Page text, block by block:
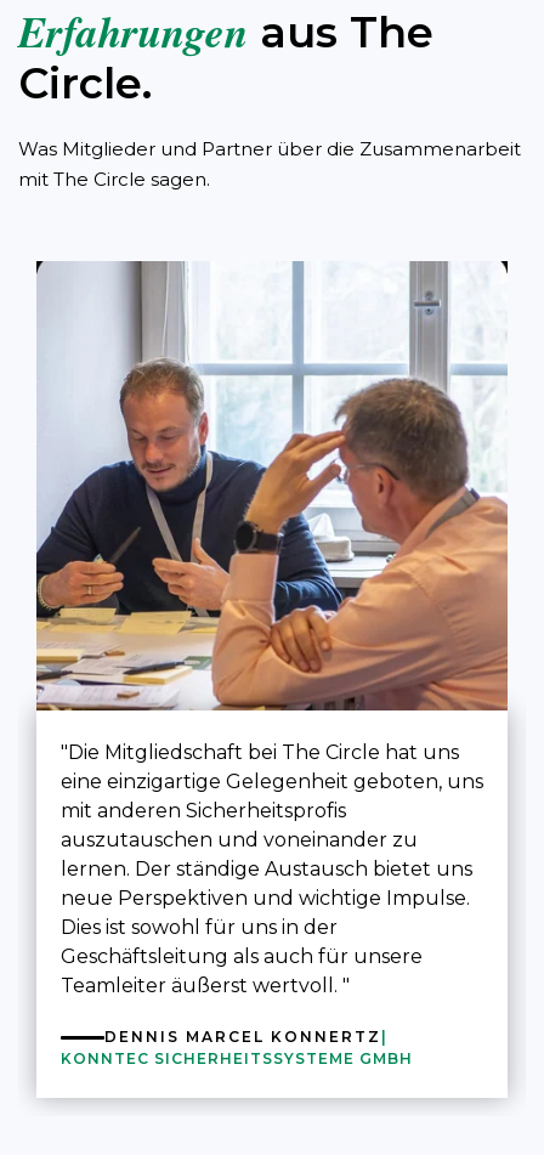
Erfahrungen aus The
Circle.
Was Mitglieder und Partner über die Zusammenarbeit
mit The Circle sagen.
"Die Mitgliedschaft bei The Circle hat uns
eine einzigartige Gelegenheit geboten, uns
mit anderen Sicherheitsprofis
auszutauschen und voneinander zu
lernen. Der ständige Austausch bietet uns
neue Perspektiven und wichtige Impulse.
Dies ist sowohl für uns in der
Geschäftsleitung als auch für unsere
Teamleiter äußerst wertvoll. "
DENNIS MARCEL KONNERTZ
KONNTEC SICHERHEITSSYSTEME GMBH